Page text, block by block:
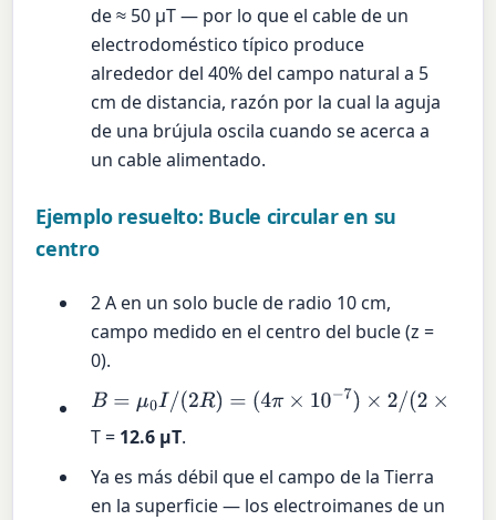
de ≈ 50 µT — por lo que el cable de un
electrodoméstico típico produce
alrededor del 40% del campo natural a 5
cm de distancia, razón por la cual la aguja
de una brújula oscila cuando se acerca a
un cable alimentado.
Ejemplo resuelto: Bucle circular en su
centro
2 A en un solo bucle de radio 10 cm,
campo medido en el centro del bucle (z =
0).
B= μ0 I/(2R)=
(4π ×10− 7)×
T = 12.6 µT.
Ya es más débil que el campo de la Tierra
en la superficie — los electroimanes de un